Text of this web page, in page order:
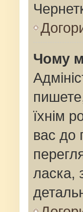
Чому
їхнім
вас до
ласка,